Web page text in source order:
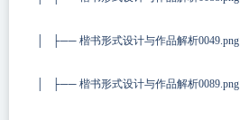
│ ├── 楷书形式设计与作品解析0049.png
│ ├── 楷书形式设计与作品解析0089.png